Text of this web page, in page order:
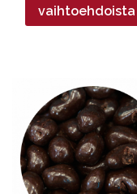
35,90€
vaihtoehdoista
tuotteella
on
useampi
muunnelma.
Voit